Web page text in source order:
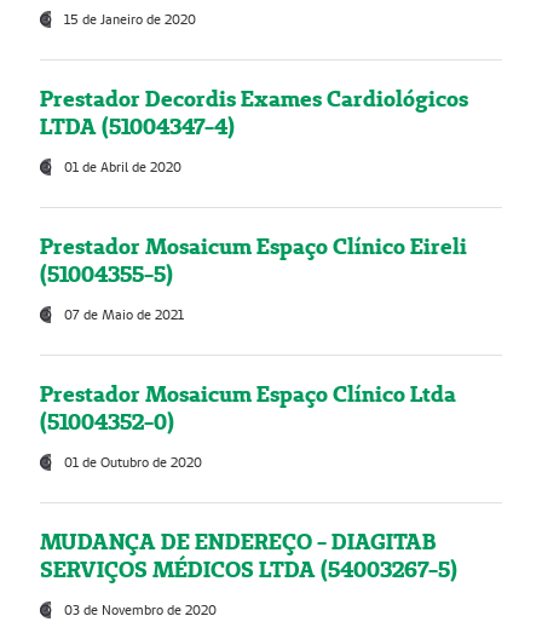
15 de Janeiro de 2020
Prestador Decordis Exames Cardiológicos
LTDA (51004347-4)
01 de Abril de 2020
Prestador Mosaicum Espaço Clínico Eireli
(51004355-5)
07 de Maio de 2021
Prestador Mosaicum Espaço Clínico Ltda
(51004352-0)
01 de Outubro de 2020
MUDANÇA DE ENDEREÇO - DIAGITAB
SERVIÇOS MÉDICOS LTDA (54003267-5)
03 de Novembro de 2020